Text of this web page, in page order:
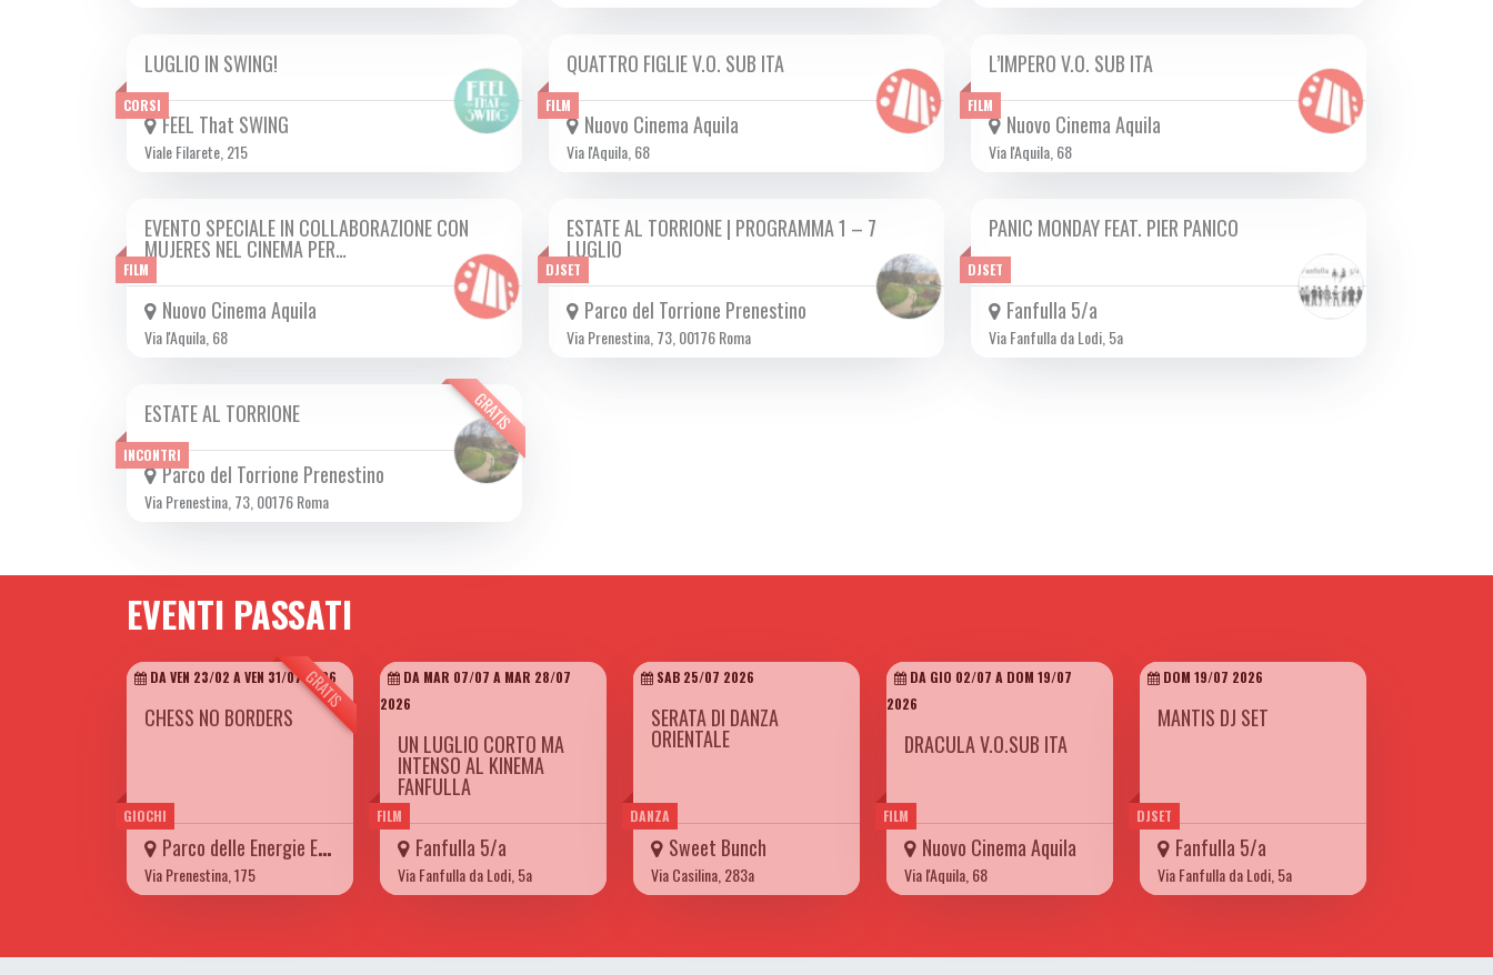
CORSI
DA LUN 01/07 A MER 24/07 2024
LUGLIO IN SWING!
FEEL That SWING
Viale Filarete, 215
FILM
DA GIO 27/06 A MER 24/07 2024
QUATTRO FIGLIE V.O. SUB ITA
Nuovo Cinema Aquila
Via l'Aquila, 68
FILM
DA GIO 25/07 A MER 31/07 2024
L’IMPERO V.O. SUB ITA
Nuovo Cinema Aquila
Via l'Aquila, 68
FILM
LUN 01/07 2024
EVENTO SPECIALE IN COLLABORAZIONE CON
MUJERES NEL CINEMA PER…
Nuovo Cinema Aquila
Via l'Aquila, 68
DJSET
DA LUN 01/07 A DOM 07/07 2024
ESTATE AL TORRIONE | PROGRAMMA 1 – 7
LUGLIO
Parco del Torrione Prenestino
Via Prenestina, 73, 00176 Roma
DJSET
DA LUN 01/07 A LUN 22/07 2024
PANIC MONDAY FEAT. PIER PANICO
Fanfulla 5/a
Via Fanfulla da Lodi, 5a
INCONTRI
GRATIS
DA SAB 15/06 A DOM 15/09 2024
ESTATE AL TORRIONE
Parco del Torrione Prenestino
Via Prenestina, 73, 00176 Roma
EVENTI PASSATI
GIOCHI
GRATIS
DA VEN 23/02 A VEN 31/07 2026
CHESS NO BORDERS
Parco delle Energie Ex Snia
Via Prenestina, 175
FILM
DA MAR 07/07 A MAR 28/07
2026
UN LUGLIO CORTO MA
INTENSO AL KINEMA
FANFULLA
Fanfulla 5/a
Via Fanfulla da Lodi, 5a
DANZA
SAB 25/07 2026
SERATA DI DANZA
ORIENTALE
Sweet Bunch
Via Casilina, 283a
FILM
DA GIO 02/07 A DOM 19/07
2026
DRACULA V.O.SUB ITA
Nuovo Cinema Aquila
Via l'Aquila, 68
DJSET
DOM 19/07 2026
MANTIS DJ SET
Fanfulla 5/a
Via Fanfulla da Lodi, 5a